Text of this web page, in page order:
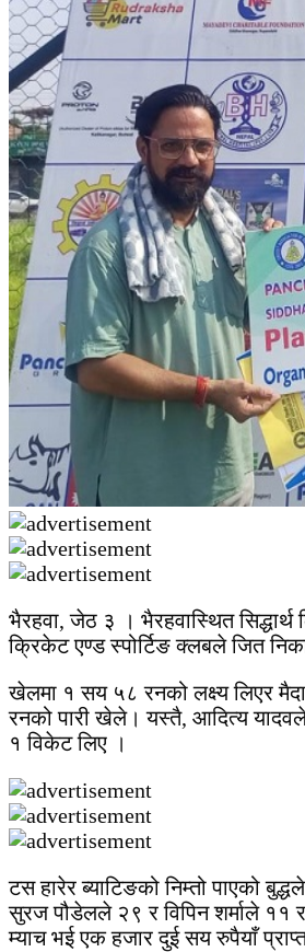
भैरहवा, जेठ ३ । भैरहवास्थित
क्रिकेट एण्ड स्पोर्टिङ क्लबले जित
खेलमा १ सय ५८ रनको लक्ष्य लिएर
रनको पारी खेले। यस्तै, आदित्य
१ विकेट लिए ।
टस हारेर ब्याटिङको निम्तो पाएको
सुरज पौडेलले २९ र विपिन शर्माले ११
म्याच भई एक हजार दुई सय रुपैयाँ